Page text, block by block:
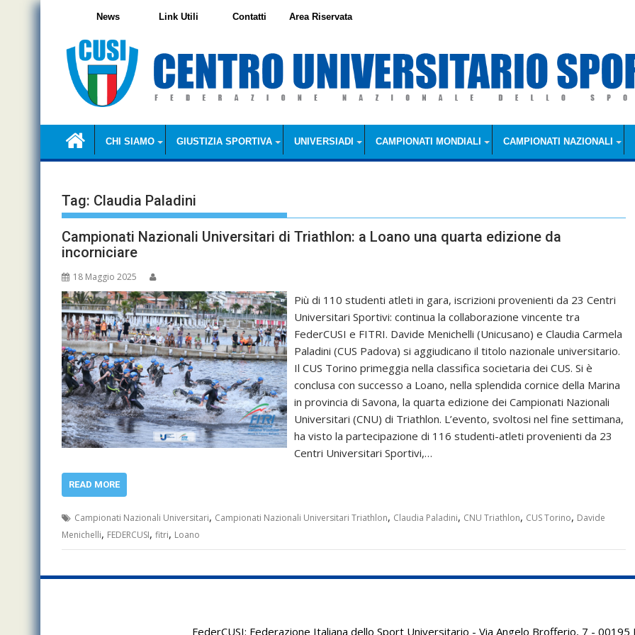
Skip
CHI SIAMO GIUSTIZIA SPORTIVA UNIVERSIADI CAMPIONATI MONDIALI CAMPIONATI NAZIONALI
News Link Utili Contatti Area Riservata
Tag: Claudia Paladini
Campionati Nazionali Universitari di Triathlon: a Loano una quarta edizione da
incorniciare
18 Maggio 2025
Più di 110 studenti atleti in gara, iscrizioni provenienti da 23 Centri
Universitari Sportivi: continua la collaborazione vincente tra
FederCUSI e FITRI. Davide Menichelli (Unicusano) e Claudia Carmela
Paladini (CUS Padova) si aggiudicano il titolo nazionale universitario.
Il CUS Torino primeggia nella classifica societaria dei CUS. Si è
conclusa con successo a Loano, nella splendida cornice della Marina
in provincia di Savona, la quarta edizione dei Campionati Nazionali
Universitari (CNU) di Triathlon. L’evento, svoltosi nel fine settimana,
ha visto la partecipazione di 116 studenti-atleti provenienti da 23
Centri Universitari Sportivi,…
READ MORE
Campionati Nazionali Universitari, Campionati Nazionali Universitari Triathlon, Claudia Paladini, CNU Triathlon, CUS Torino, Davide
Menichelli, FEDERCUSI, fitri, Loano
FederCUSI: Federazione Italiana dello Sport Universitario - Via Angelo Brofferio, 7 - 00195